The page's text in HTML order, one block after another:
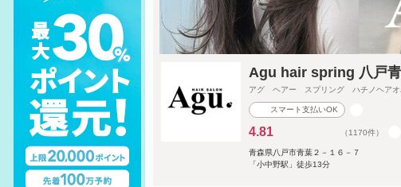
Agu hair spring 八戸青
アグ ヘアー スプリング ハチノヘアオ
スマート支払いOK
4.81 （1170件）
青森県八戸市青葉２－１６－７
「小中野駅」徒歩13分